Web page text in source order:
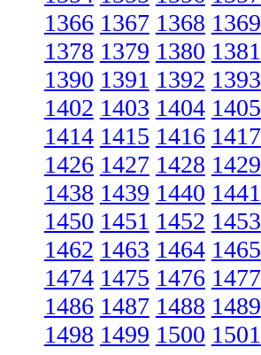
1366 1367 1368 1369
1378 1379 1380 1381
1390 1391 1392 1393
1402 1403 1404 1405
1414 1415 1416 1417
1426 1427 1428 1429
1438 1439 1440 1441
1450 1451 1452 1453
1462 1463 1464 1465
1474 1475 1476 1477
1486 1487 1488 1489
1498 1499 1500 1501